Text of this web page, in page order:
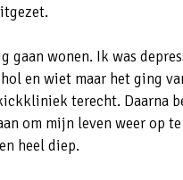
gaan wonen. Ik was
en wiet maar het ging
terecht. Daarna
om mijn leven weer op
heel diep.